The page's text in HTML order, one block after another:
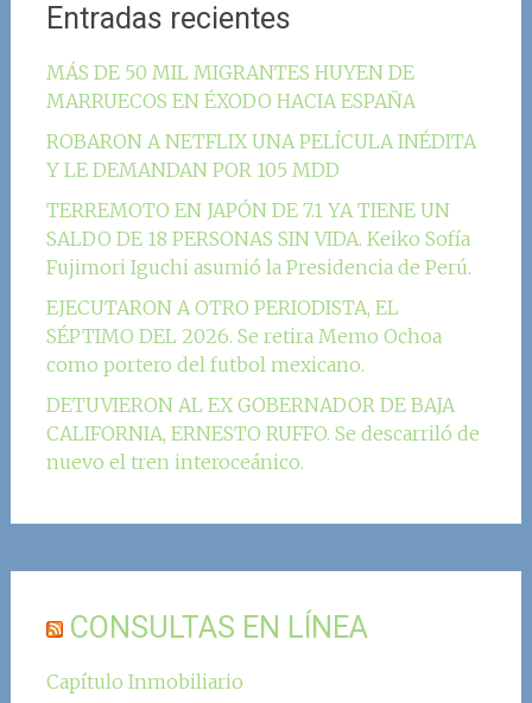
Entradas recientes
MÁS DE 50 MIL MIGRANTES HUYEN DE
MARRUECOS EN ÉXODO HACIA ESPAÑA
ROBARON A NETFLIX UNA PELÍCULA INÉDITA
Y LE DEMANDAN POR 105 MDD
TERREMOTO EN JAPÓN DE 7.1 YA TIENE UN
SALDO DE 18 PERSONAS SIN VIDA. Keiko Sofía
Fujimori Iguchi asumió la Presidencia de Perú.
EJECUTARON A OTRO PERIODISTA, EL
SÉPTIMO DEL 2026. Se retira Memo Ochoa
como portero del futbol mexicano.
DETUVIERON AL EX GOBERNADOR DE BAJA
CALIFORNIA, ERNESTO RUFFO. Se descarriló de
nuevo el tren interoceánico.
CONSULTAS EN LÍNEA
Capítulo Inmobiliario